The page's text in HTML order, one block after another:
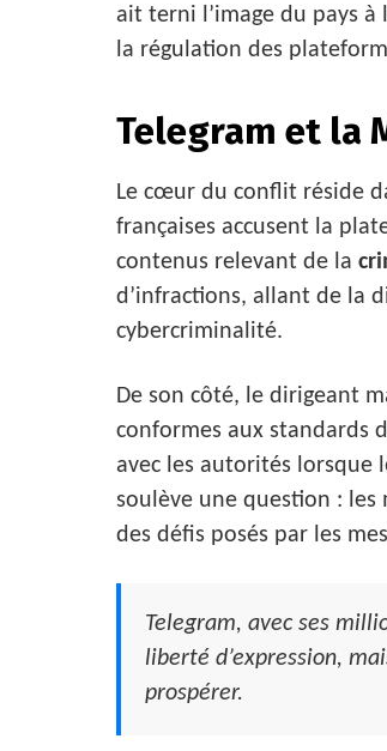
ait terni l’image du pays
la régulation des
Telegram et la
Le cœur du conflit réside
françaises accusent la
contenus relevant de la
d’infractions, allant de la
cybercriminalité.
De son côté, le dirigeant
conformes aux standards
avec les autorités lorsque
soulève une question : les
des défis posés par les
Telegram, avec ses
liberté d’expression,
prospérer.